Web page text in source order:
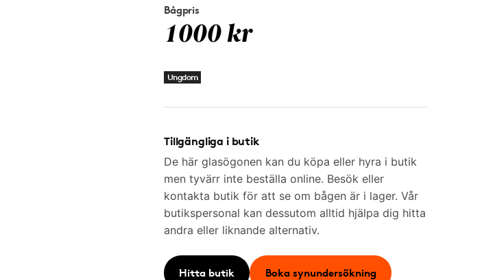
Bågpris
1000 kr
Ungdom
Tillgängliga i butik
De här glasögonen kan du köpa eller hyra i butik
men tyvärr inte beställa online. Besök eller
kontakta butik för att se om bågen är i lager. Vår
butikspersonal kan dessutom alltid hjälpa dig hitta
andra eller liknande alternativ.
Hitta butik Boka synundersökning